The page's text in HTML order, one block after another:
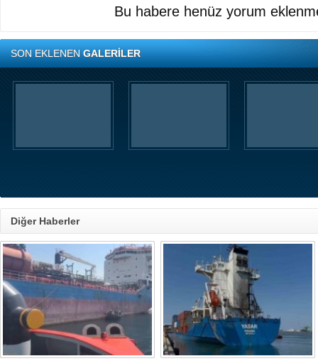
Bu habere henüz yorum
SON EKLENENGALERİLER
Diğer Haberler